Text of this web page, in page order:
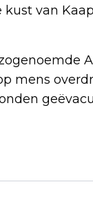
van
mens
FIFA-BAAS